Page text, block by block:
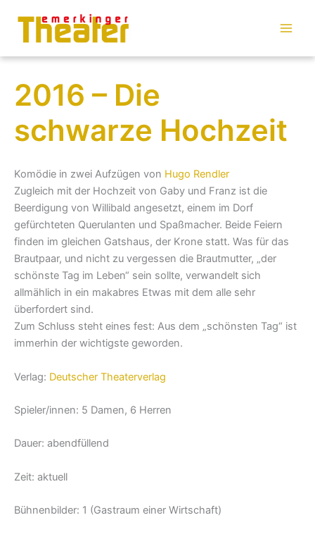
Inhalt
springen
2016 – Die
schwarze Hochzeit
Komödie in zwei Aufzügen von Hugo Rendler
Zugleich mit der Hochzeit von Gaby und Franz ist die
Beerdigung von Willibald angesetzt, einem im Dorf
gefürchteten Querulanten und Spaßmacher. Beide Feiern
finden im gleichen Gatshaus, der Krone statt. Was für das
Brautpaar, und nicht zu vergessen die Brautmutter, „der
schönste Tag im Leben“ sein sollte, verwandelt sich
allmählich in ein makabres Etwas mit dem alle sehr
überfordert sind.
Zum Schluss steht eines fest: Aus dem „schönsten Tag“ ist
immerhin der wichtigste geworden.
Verlag: Deutscher Theaterverlag
Spieler/innen: 5 Damen, 6 Herren
Dauer: abendfüllend
Zeit: aktuell
Bühnenbilder: 1 (Gastraum einer Wirtschaft)